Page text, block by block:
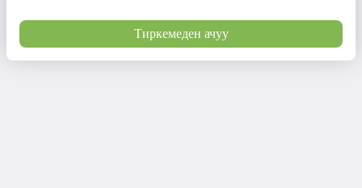
Тиркемеден ачуу